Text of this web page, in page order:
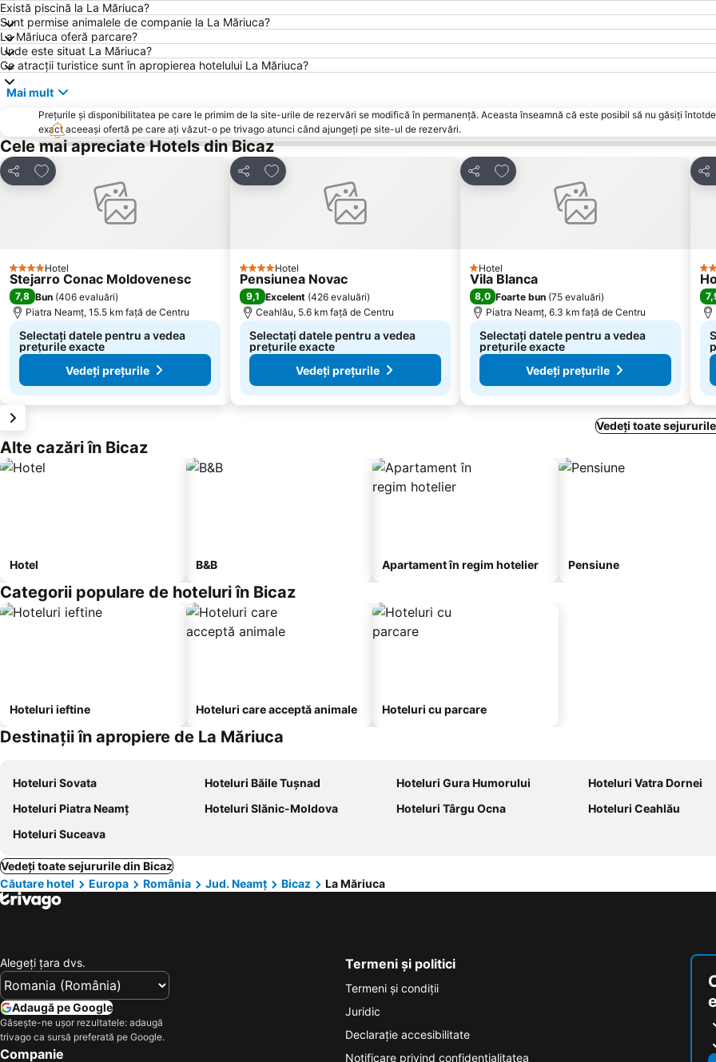
Există piscină la La Măriuca?
Sunt permise animalele de companie la La Măriuca?
La Măriuca oferă parcare?
Unde este situat La Măriuca?
Ce atracții turistice sunt în apropierea hotelului La Măriuca?
Mai mult
Prețurile și disponibilitatea pe care le primim de la site-urile de rezervări se modifică în permanență. Aceasta înseamnă că este posibil să nu găsiți
exact aceeași ofertă pe care ați văzut-o pe trivago atunci când ajungeți pe site-ul de rezervări.
Cele mai apreciate Hotels din Bicaz
Distribuiți
Adăugaţi la favorite
4 SteleHotel
Stejarro Conac Moldovenesc
7,8 Bun (406 evaluări)
Piatra Neamț, 15.5 km faţă de Centru
Selectați datele pentru a vedea
prețurile exacte
Vedeți prețurile
Distribuiți
Adăugaţi la favorite
4 SteleHotel
Pensiunea Novac
9,1 Excelent (426 evaluări)
Ceahlău, 5.6 km faţă de Centru
Selectați datele pentru a vedea
prețurile exacte
Vedeți prețurile
Distribuiți
Adăugaţi la favorite
1 Stele
Hotel
Vila Blanca
8,0 Foarte bun (75 evaluări)
Piatra Neamț, 6.3 km faţă de Centru
Selectați datele pentru a vedea
prețurile exacte
Vedeți prețurile
3
Vedeți toate
Alte cazări în Bicaz
Hotel B&B Apartament în regim hotelier Pensiune
Categorii populare de hoteluri în Bicaz
Hoteluri ieftine Hoteluri care acceptă animale Hoteluri cu parcare
Destinații în apropiere de La Măriuca
Hoteluri Sovata Hoteluri Băile Tuşnad Hoteluri Gura Humorului
Hoteluri Vatra Dornei
Hoteluri Piatra Neamț
Hoteluri Slănic-Moldova Hoteluri Târgu Ocna
Hoteluri Ceahlău
Hoteluri Suceava
Vedeți toate sejururile din Bicaz
Căutare hotel
Europa România Jud. Neamț Bicaz La Măriuca
Alegeţi ţara dvs.
Adaugă pe Google
Găsește-ne ușor rezultatele: adaugă
trivago ca sursă preferată pe Google.
Companie
Termeni și politici
Termeni și condiţii
Juridic
Declarație accesibilitate
Notificare privind confidențialitatea